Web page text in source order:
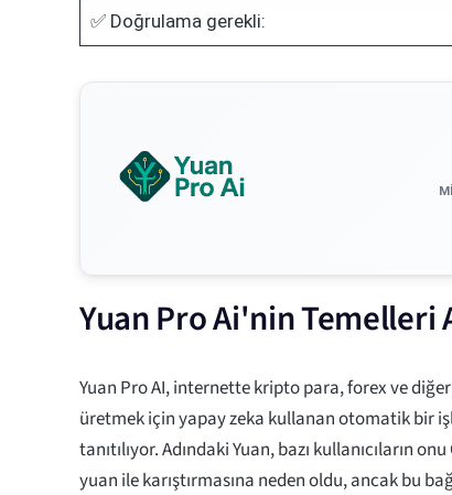
✅ Doğrulama gerekli:
Yuan Pro Ai'nin Temelleri
Yuan Pro AI, internette kripto para, forex ve
üretmek için yapay zeka kullanan otomatik bir
tanıtılıyor. Adındaki Yuan, bazı kullanıcıların
yuan ile karıştırmasına neden oldu, ancak bu